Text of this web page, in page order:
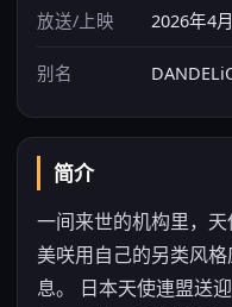
放送/上映 2026年4
别名
简介
一间来世的机构里，
美咲用自己的另类风
息。 日本天使連盟送